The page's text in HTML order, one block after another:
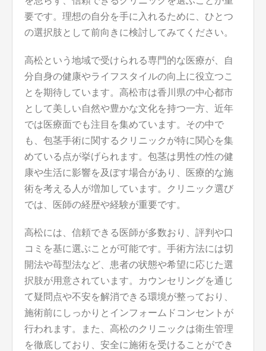
要です。理想の自分を手に入れるために、ひとつ
の選択肢として前向きに検討してみてください。
高松という地域で受けられる専門的な医療が、自
分自身の健康やライフスタイルの向上に役立つこ
とを期待しています。高松市は香川県の中心都市
として美しい自然や豊かな文化を持つ一方、近年
では医療面でも注目を集めています。その中で
も、包茎手術に関するクリニックが特に関心を集
めている点が挙げられます。包茎は男性の性の健
康や生活に影響を及ぼす場合があり、医療的な施
術を考える人が増加しています。クリニック選び
では、医師の経歴や経験が重要です。
高松には、信頼できる医師が多数おり、評判や口
コミを基に選ぶことが可能です。手術方法には切
開法や苺型法など、患者の状態や希望に応じた選
択肢が用意されています。カウンセリングを通じ
て疑問点や不安を解消できる環境が整っており、
施術前にしっかりとインフォームドコンセントが
行われます。また、高松のクリニックは衛生管理
を徹底しており、安全に施術を受けることができ